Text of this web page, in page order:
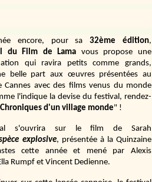
encore, pour sa 32ème édition,
du Film de Lama vous propose une
qui ravira petits comme grands,
belle part aux œuvres présentées au
Cannes avec des films venus du monde
l'indique la devise du festival, rendez-
Chroniques d'un village monde" !
s'ouvrira sur le film de Sarah
explosive, présentée à la Quinzaine
cette année et mené par Alexis
Rumpf et Vincent Dedienne.